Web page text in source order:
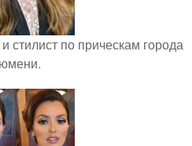
стилист по прическам города